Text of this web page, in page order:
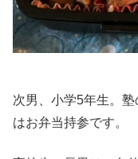
次男、小学5年生。
はお弁当持参です。